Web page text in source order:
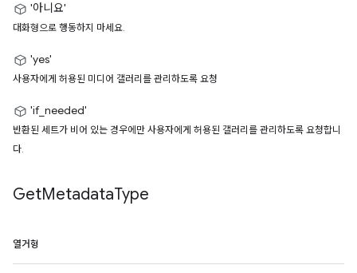
'아니요'
대화형으로 행동하지 마세요.
'yes'
사용자에게 허용된 미디어 갤러리를 관리하도록 요청
'if_needed'
반환된 세트가 비어 있는 경우에만 사용자에게 허용된 갤러리를 관리하도록 요청합니
다.
GetMetadataType
열거형